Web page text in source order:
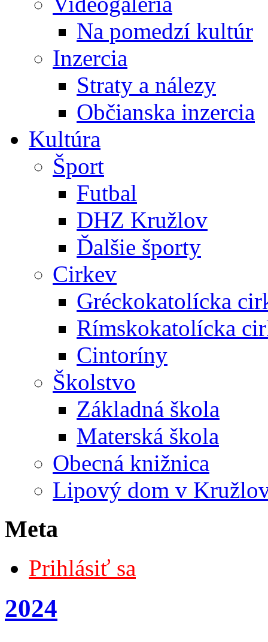
Na pomedzí kultúr
Inzercia
Straty a nálezy
Občianska inzercia
Kultúra
Šport
Futbal
DHZ Kružlov
Ďalšie športy
Cirkev
Gréckokatolícka
Rímskokatolícka
Cintoríny
Školstvo
Základná škola
Materská škola
Obecná knižnica
Lipový dom v
Meta
Prihlásiť sa
2024